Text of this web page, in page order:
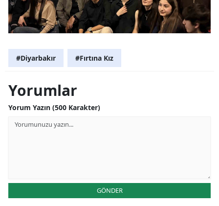
#Diyarbakır #Fırtına Kız
Yorumlar
Yorum Yazın (500 Karakter)
GÖNDER